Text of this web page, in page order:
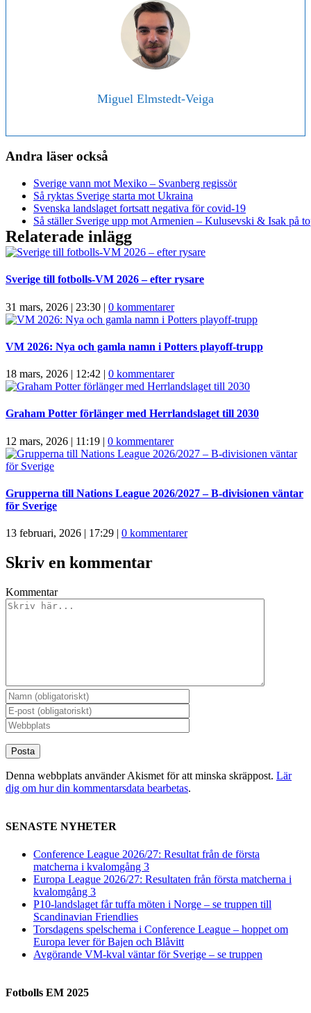
Miguel Elmstedt-Veiga
Andra läser också
Sverige vann mot Mexiko – Svanberg regissör
Så ryktas Sverige starta mot Ukraina
Svenska landslaget fortsatt negativa för covid-19
Så ställer Sverige upp mot Armenien – Kulusevski & Isak på
Relaterade inlägg
Sverige till fotbolls-VM 2026 – efter rysare
31 mars, 2026 | 23:30 | 0 kommentarer
VM 2026: Nya och gamla namn i Potters playoff-trupp
18 mars, 2026 | 12:42 | 0 kommentarer
Graham Potter förlänger med Herrlandslaget till 2030
12 mars, 2026 | 11:19 | 0 kommentarer
Grupperna till Nations League 2026/2027 – B-divisionen väntar
för Sverige
13 februari, 2026 | 17:29 | 0 kommentarer
Skriv en kommentar
Kommentar
Denna webbplats använder Akismet för att minska skräppost. Lär
dig om hur din kommentarsdata bearbetas.
SENASTE NYHETER
Conference League 2026/27: Resultat från de första
matcherna i kvalomgång 3
Europa League 2026/27: Resultaten från första matcherna i
kvalomgång 3
P10-landslaget får tuffa möten i Norge – se truppen till
Scandinavian Friendlies
Torsdagens spelschema i Conference League – hoppet om
Europa lever för Bajen och Blåvitt
Avgörande VM-kval väntar för Sverige – se truppen
Fotbolls EM 2025